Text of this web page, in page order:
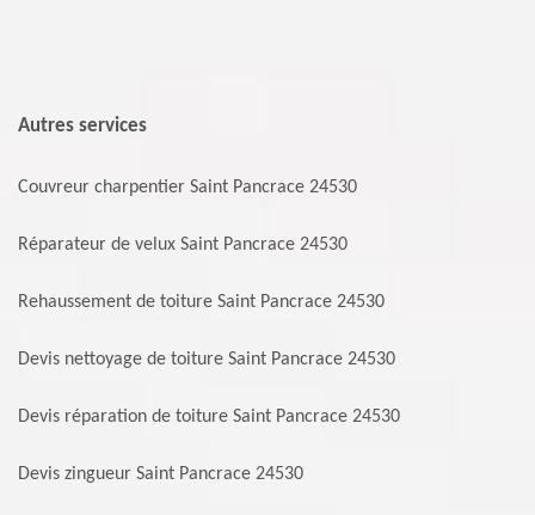
Autres services
Couvreur charpentier Saint Pancrace 24530
Réparateur de velux Saint Pancrace 24530
Rehaussement de toiture Saint Pancrace 24530
Devis nettoyage de toiture Saint Pancrace 24530
Devis réparation de toiture Saint Pancrace 24530
Devis zingueur Saint Pancrace 24530